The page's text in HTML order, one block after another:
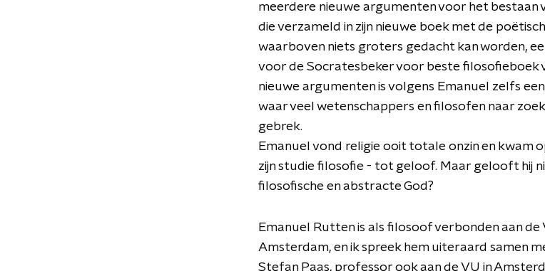
meerdere nieuwe argumenten voor het bestaan
die verzameld in zijn nieuwe boek met de
waarboven niets groters gedacht kan worden,
voor de Socratesbeker voor beste filosofieboek
nieuwe argumenten is volgens Emanuel zelfs
waar veel wetenschappers en filosofen naar
gebrek.
Emanuel vond religie ooit totale onzin en kwam
zijn studie filosofie - tot geloof. Maar gelooft hij
filosofische en abstracte God?
Emanuel Rutten is als filosoof verbonden aan de
Amsterdam, en ik spreek hem uiteraard samen
Stefan Paas, professor ook aan de VU in